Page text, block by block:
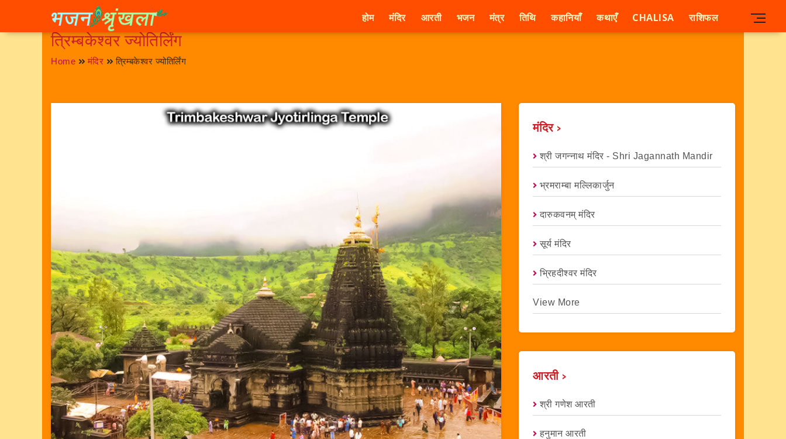
होम मंदिर आरती भजन मंत्र तिथि कहानियाँ कथाएँ CHALISA राशिफल
त्रिम्बकेश्वर ज्योतिर्लिंग
Home मंदिर त्रिम्बकेश्वर ज्योतिर्लिंग
मंदिर ›
श्री जगन्नाथ मंदिर - Shri Jagannath Mandir
भ्रमराम्बा मल्लिकार्जुन
दारुकवनम् मंदिर
सूर्य मंदिर
भ्रिहदीश्वर मंदिर
View More
आरती ›
श्री गणेश आरती
हनुमान आरती